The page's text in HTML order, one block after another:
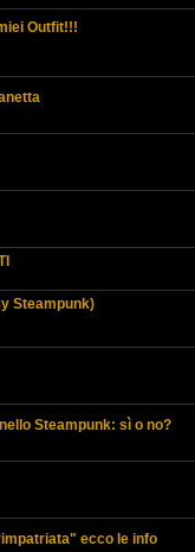
Outfit!!!
Steampunk)
Steampunk: sì o no?
ecco le info